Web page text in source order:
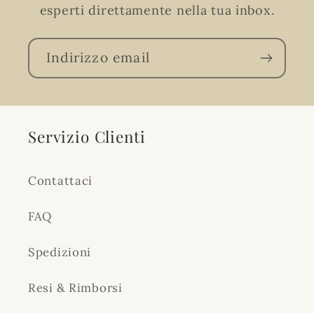
esperti direttamente nella tua inbox.
Indirizzo email
Servizio Clienti
Contattaci
FAQ
Spedizioni
Resi & Rimborsi